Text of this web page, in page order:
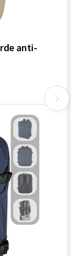
anti-